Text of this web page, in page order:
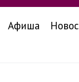
Афиша